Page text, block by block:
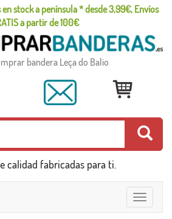
stock a península * desde 3,99€, Envíos
a partir de 100€
bandera Leça do Balio
calidad fabricadas para ti.
Toggle
navigation